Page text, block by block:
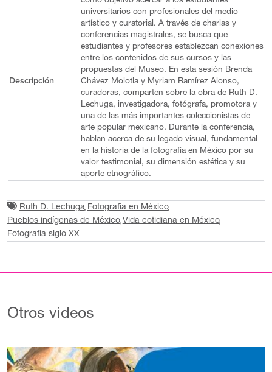
Descripción
universitarios con profesionales del medio
artístico y curatorial. A través de charlas y
conferencias magistrales, se busca que
estudiantes y profesores establezcan conexiones
entre los contenidos de sus cursos y las
propuestas del Museo. En esta sesión Brenda
Chávez Molotla y Myriam Ramírez Alonso,
curadoras, comparten sobre la obra de Ruth D.
Lechuga, investigadora, fotógrafa, promotora y
una de las más importantes coleccionistas de
arte popular mexicano. Durante la conferencia,
hablan acerca de su legado visual, fundamental
en la historia de la fotografía en México por su
valor testimonial, su dimensión estética y su
aporte etnográfico.
Ruth D. Lechuga Fotografía en México
Pueblos indígenas de México Vida cotidiana en México
Fotografía siglo XX
Otros videos